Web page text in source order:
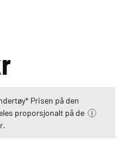
Prisen på den
proporsjonalt på de